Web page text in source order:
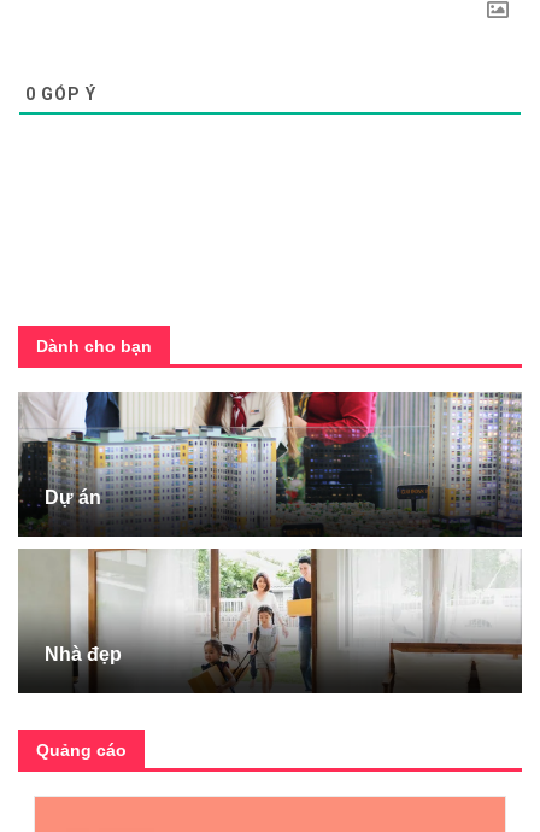
0 GÓP Ý
Dành cho bạn
Dự án
Nhà đẹp
Quảng cáo